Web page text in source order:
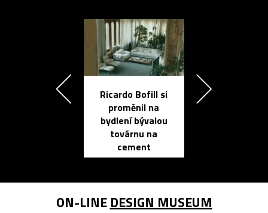
Ricardo Bofill si
proměnil na
bydlení bývalou
továrnu na
cement
ON-LINE DESIGN MUSEUM